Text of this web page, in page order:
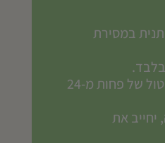
במסירת
* אי הגעה ו\או ביטול של פחות מ-24
את